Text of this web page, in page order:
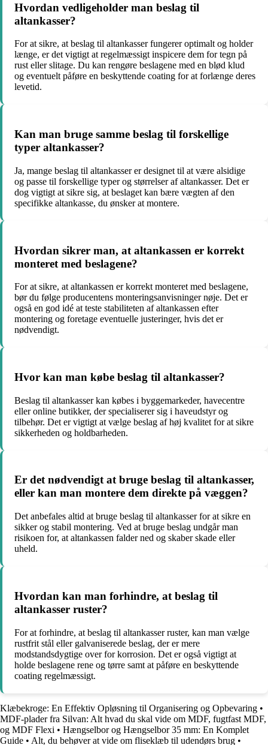
Hvordan vedligeholder man beslag til
altankasser?
For at sikre, at beslag til altankasser fungerer optimalt og holder
længe, er det vigtigt at regelmæssigt inspicere dem for tegn på
rust eller slitage. Du kan rengøre beslagene med en blød klud
og eventuelt påføre en beskyttende coating for at forlænge deres
levetid.
Kan man bruge samme beslag til forskellige
typer altankasser?
Ja, mange beslag til altankasser er designet til at være alsidige
og passe til forskellige typer og størrelser af altankasser. Det er
dog vigtigt at sikre sig, at beslaget kan bære vægten af den
specifikke altankasse, du ønsker at montere.
Hvordan sikrer man, at altankassen er korrekt
monteret med beslagene?
For at sikre, at altankassen er korrekt monteret med beslagene,
bør du følge producentens monteringsanvisninger nøje. Det er
også en god idé at teste stabiliteten af altankassen efter
montering og foretage eventuelle justeringer, hvis det er
nødvendigt.
Hvor kan man købe beslag til altankasser?
Beslag til altankasser kan købes i byggemarkeder, havecentre
eller online butikker, der specialiserer sig i haveudstyr og
tilbehør. Det er vigtigt at vælge beslag af høj kvalitet for at sikre
sikkerheden og holdbarheden.
Er det nødvendigt at bruge beslag til altankasser,
eller kan man montere dem direkte på væggen?
Det anbefales altid at bruge beslag til altankasser for at sikre en
sikker og stabil montering. Ved at bruge beslag undgår man
risikoen for, at altankassen falder ned og skaber skade eller
uheld.
Hvordan kan man forhindre, at beslag til
altankasser ruster?
For at forhindre, at beslag til altankasser ruster, kan man vælge
rustfrit stål eller galvaniserede beslag, der er mere
modstandsdygtige over for korrosion. Det er også vigtigt at
holde beslagene rene og tørre samt at påføre en beskyttende
coating regelmæssigt.
Klæbekroge: En Effektiv Opløsning til Organisering og Opbevaring •
MDF-plader fra Silvan: Alt hvad du skal vide om MDF, fugtfast MDF,
og MDF Flexi • Hængselbor og Hængselbor 35 mm: En Komplet
Guide • Alt, du behøver at vide om fliseklæb til udendørs brug •